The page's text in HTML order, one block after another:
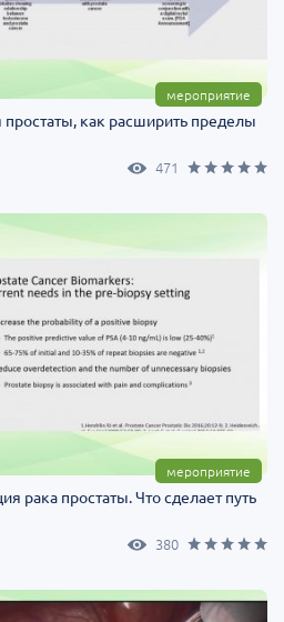
мероприятие
простаты, как расширить пределы
471
мероприятие
рака простаты. Что сделает путь
380